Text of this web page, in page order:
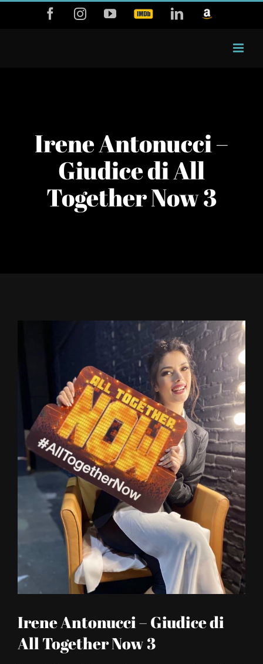
FacebookInstagramYouTube
IMDB LinkedIn
Amazon
Irene Antonucci –
Giudice di All
Together Now 3
Irene Antonucci – Giudice di
All Together Now 3